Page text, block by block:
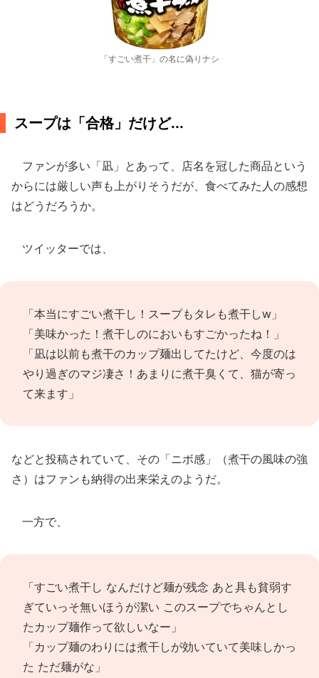
「すごい煮干」の名に偽りナシ
スープは「合格」だけど...
ファンが多い「凪」とあって、店名を冠した商品という
からには厳しい声も上がりそうだが、食べてみた人の感想
はどうだろうか。
ツイッターでは、
「本当にすごい煮干し！スープもタレも煮干しw」
「美味かった！煮干しのにおいもすごかったね！」
「凪は以前も煮干のカップ麺出してたけど、今度のは
やり過ぎのマジ凄さ！あまりに煮干臭くて、猫が寄っ
て来ます」
などと投稿されていて、その「ニボ感」（煮干の風味の強
さ）はファンも納得の出来栄えのようだ。
一方で、
「すごい煮干し なんだけど麺が残念 あと具も貧弱す
ぎていっそ無いほうが潔い このスープでちゃんとし
たカップ麺作って欲しいなー」
「カップ麺のわりには煮干しが効いていて美味しかっ
た ただ麺がな」